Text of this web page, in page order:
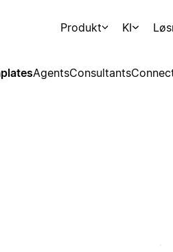
Produkt KI
AgentsConsultants